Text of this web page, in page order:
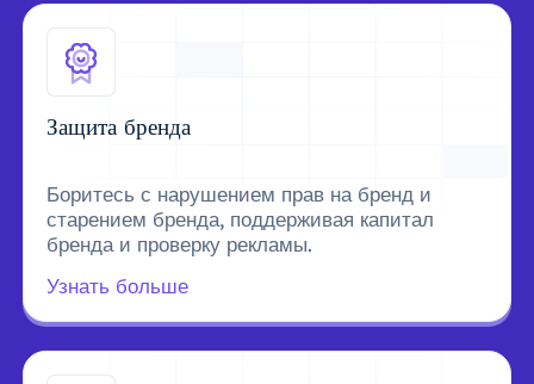
Защита бренда
Боритесь с нарушением прав на бренд и
старением бренда, поддерживая капитал
бренда и проверку рекламы.
Узнать больше